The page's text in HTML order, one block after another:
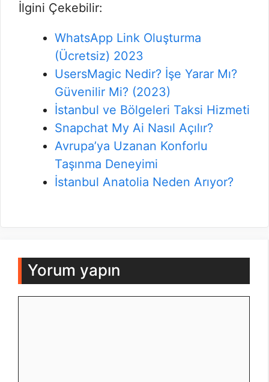
İlgini Çekebilir:
WhatsApp Link Oluşturma
(Ücretsiz) 2023
UsersMagic Nedir? İşe Yarar Mı?
Güvenilir Mi? (2023)
İstanbul ve Bölgeleri Taksi Hizmeti
Snapchat My Ai Nasıl Açılır?
Avrupa’ya Uzanan Konforlu
Taşınma Deneyimi
İstanbul Anatolia Neden Arıyor?
Yorum yapın